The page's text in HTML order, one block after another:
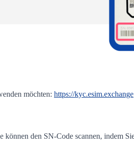
möchten: https://kyc.esim.exchange
den SN-Code scannen, indem